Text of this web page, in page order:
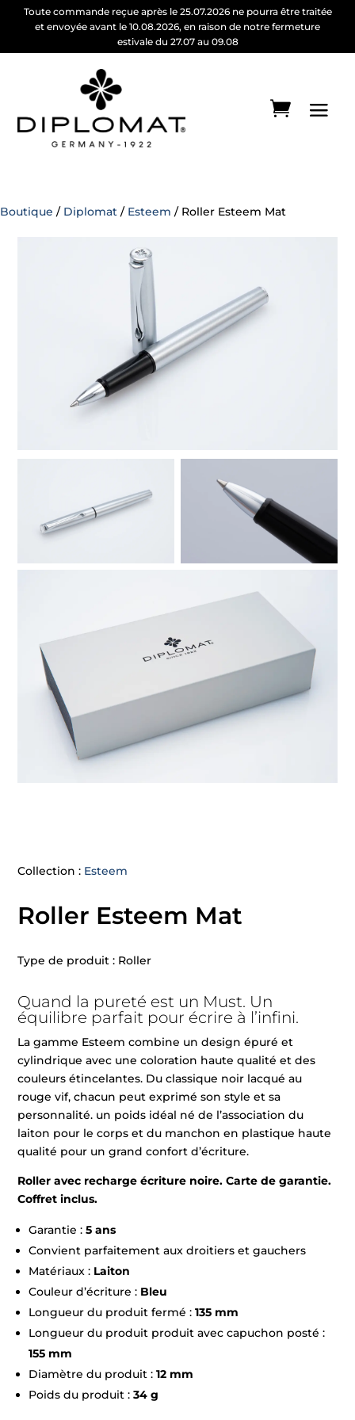
Toute commande reçue après le 25.07.2026 ne pourra être traitée
et envoyée avant le 10.08.2026, en raison de notre fermeture
estivale du 27.07 au 09.08
Boutique / Diplomat / Esteem / Roller Esteem Mat
Collection : Esteem
Roller Esteem Mat
Type de produit : Roller
Quand la pureté est un Must. Un
équilibre parfait pour écrire à l’infini.
La gamme Esteem combine un design épuré et
cylindrique avec une coloration haute qualité et des
couleurs étincelantes. Du classique noir lacqué au
rouge vif, chacun peut exprimé son style et sa
personnalité. un poids idéal né de l’association du
laiton pour le corps et du manchon en plastique haute
qualité pour un grand confort d’écriture.
Roller avec recharge écriture noire. Carte de garantie.
Coffret inclus.
Garantie :5 ans
Convient parfaitement aux droitiers et gauchers
Matériaux : Laiton
Couleur d’écriture : Bleu
Longueur du produit fermé :135 mm
Longueur du produit produit avec capuchon posté :
155 mm
Diamètre du produit :12 mm
Poids du produit :34 g